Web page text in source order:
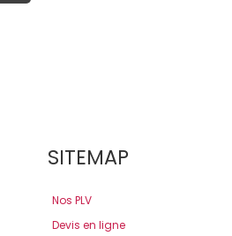
SITEMAP
Nos PLV
Devis en ligne